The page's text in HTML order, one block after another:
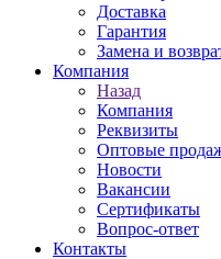
Доставка
Гарантия
Замена и
Компания
Назад
Компания
Реквизиты
Оптовые
Новости
Вакансии
Сертификаты
Вопрос-ответ
Контакты